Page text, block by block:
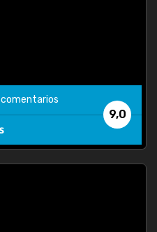
9,0
comentarios